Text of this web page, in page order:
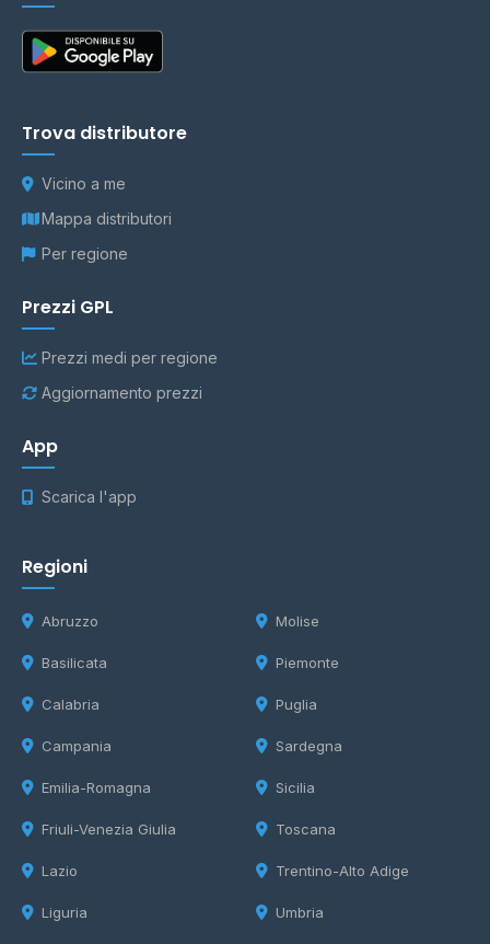
Trova distributore
Vicino a me
Mappa distributori
Per regione
Prezzi GPL
Prezzi medi per regione
Aggiornamento prezzi
App
Scarica l'app
Regioni
Abruzzo
Basilicata
Calabria
Campania
Emilia-Romagna
Friuli-Venezia Giulia
Lazio
Liguria
Molise
Piemonte
Puglia
Sardegna
Sicilia
Toscana
Trentino-Alto Adige
Umbria